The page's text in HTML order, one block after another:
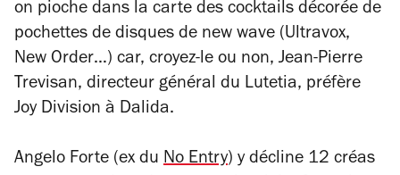
on pioche dans la carte des cocktails décorée de
pochettes de disques de new wave (Ultravox,
New Order…) car, croyez-le ou non, Jean-Pierre
Trevisan, directeur général du Lutetia, préfère
Joy Division à Dalida.
Angelo Forte (ex du No Entry) y décline 12 créas